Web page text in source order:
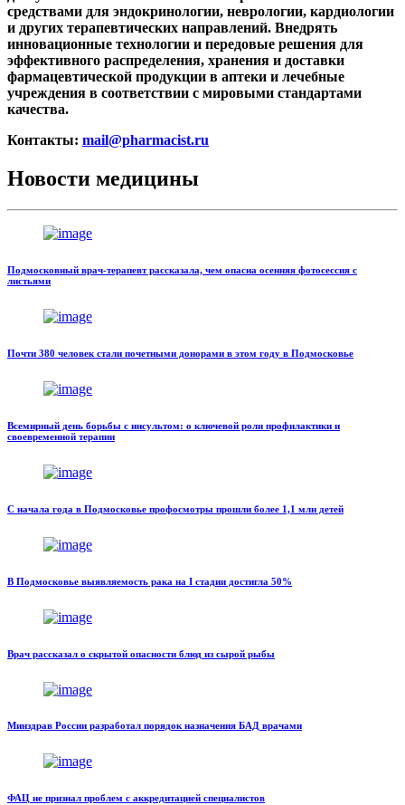
средствами для эндокринологии, неврологии, кардиологии
и других терапевтических направлений. Внедрять
инновационные технологии и передовые решения для
эффективного распределения, хранения и доставки
фармацевтической продукции в аптеки и лечебные
учреждения в соответствии с мировыми стандартами
качества.
Контакты: mail@pharmacist.ru
Новости медицины
Подмосковный врач-терапевт рассказала, чем опасна осенняя фотосессия с
листьями
Почти 380 человек стали почетными донорами в этом году в Подмосковье
Всемирный день борьбы с инсультом: о ключевой роли профилактики и
своевременной терапии
С начала года в Подмосковье профосмотры прошли более 1,1 млн детей
В Подмосковье выявляемость рака на I стадии достигла 50%
Врач рассказал о скрытой опасности блюд из сырой рыбы
Минздрав России разработал порядок назначения БАД врачами
ФАЦ не признал проблем с аккредитацией специалистов